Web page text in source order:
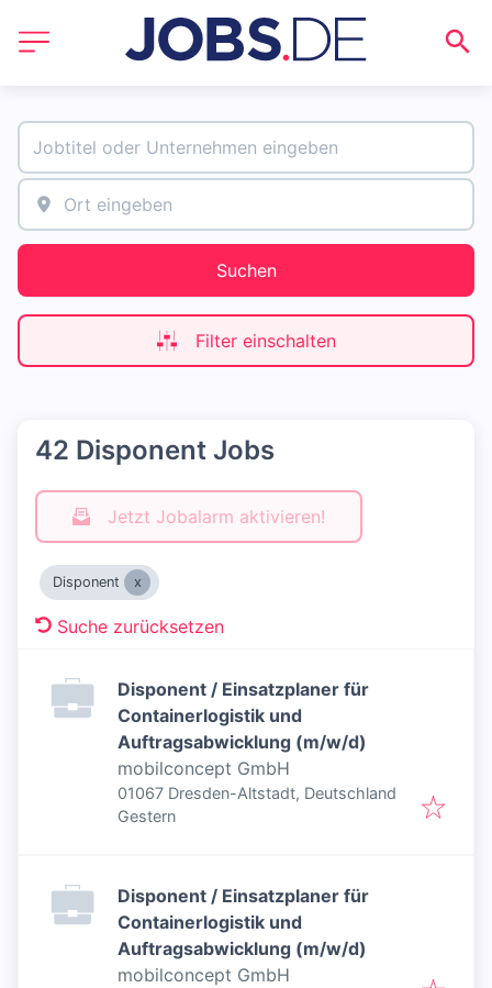
Suchen
Filter einschalten
42 Disponent Jobs
Jetzt Jobalarm aktivieren!
Disponent
Suche zurücksetzen
Disponent / Einsatzplaner für
Containerlogistik und
Auftragsabwicklung (m/w/d)
mobilconcept GmbH
01067 Dresden-Altstadt, Deutschland
Veröffentlicht
Gestern
Disponent / Einsatzplaner für
Containerlogistik und
Auftragsabwicklung (m/w/d)
mobilconcept GmbH